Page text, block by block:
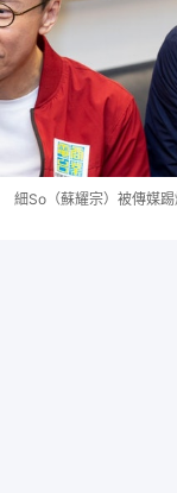
細So（蘇耀宗）被傳媒